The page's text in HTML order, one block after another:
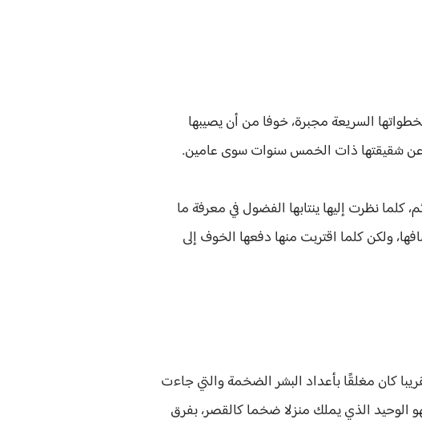
السريعة مجبرة، خوفا من أن يصيبها
عن شقيقتها ذات الخمس سنوات سوى عامين.
نظرت إليها ينتابها الفضول في معرفة ما
ولكن كلما اقتربت منها دفعها الخوف إلى
كان مغلقًا بأعداد البشر الضخمة والتي جاءت
الوحيد الذي يملك منزلا ضخما كالقصر، بفرق